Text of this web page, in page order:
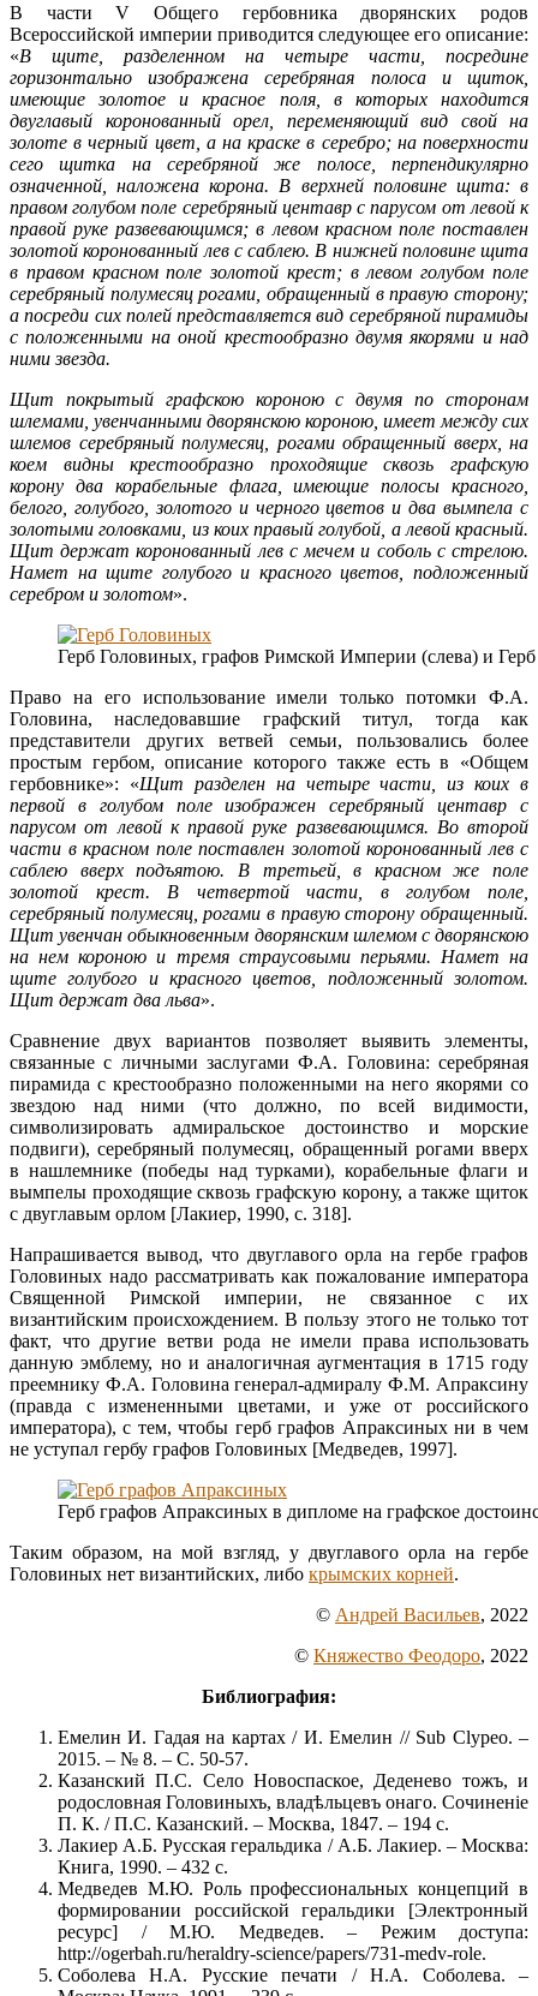
В части V Общего гербовника дворянских родов
Всероссийской империи приводится следующее его описание:
«В щите, разделенном на четыре части, посредине
горизонтально изображена серебряная полоса и щиток,
имеющие золотое и красное поля, в которых находится
двуглавый коронованный орел, переменяющий вид свой на
золоте в черный цвет, а на краске в серебро; на поверхности
сего щитка на серебряной же полосе, перпендикулярно
означенной, наложена корона. В верхней половине щита: в
правом голубом поле серебряный центавр с парусом от левой к
правой руке развевающимся; в левом красном поле поставлен
золотой коронованный лев с саблею. В нижней половине щита
в правом красном поле золотой крест; в левом голубом поле
серебряный полумесяц рогами, обращенный в правую сторону;
а посреди сих полей представляется вид серебряной пирамиды
с положенными на оной крестообразно двумя якорями и над
ними звезда.
Щит покрытый графскою короною с двумя по сторонам
шлемами, увенчанными дворянскою короною, имеет между сих
шлемов серебряный полумесяц, рогами обращенный вверх, на
коем видны крестообразно проходящие сквозь графскую
корону два корабельные флага, имеющие полосы красного,
белого, голубого, золотого и черного цветов и два вымпела с
золотыми головками, из коих правый голубой, а левой красный.
Щит держат коронованный лев с мечем и соболь с стрелою.
Намет на щите голубого и красного цветов, подложенный
серебром и золотом».
Герб Головиных, графов Римской Империи (слева) и
Право на его использование имели только потомки Ф.А.
Головина, наследовавшие графский титул, тогда как
представители других ветвей семьи, пользовались более
простым гербом, описание которого также есть в «Общем
гербовнике»: «Щит разделен на четыре части, из коих в
первой в голубом поле изображен серебряный центавр с
парусом от левой к правой руке развевающимся. Во второй
части в красном поле поставлен золотой коронованный лев с
саблею вверх подъятою. В третьей, в красном же поле
золотой крест. В четвертой части, в голубом поле,
серебряный полумесяц, рогами в правую сторону обращенный.
Щит увенчан обыкновенным дворянским шлемом с дворянскою
на нем короною и тремя страусовыми перьями. Намет на
щите голубого и красного цветов, подложенный золотом.
Щит держат два льва».
Сравнение двух вариантов позволяет выявить элементы,
связанные с личными заслугами Ф.А. Головина: серебряная
пирамида с крестообразно положенными на него якорями со
звездою над ними (что должно, по всей видимости,
символизировать адмиральское достоинство и морские
подвиги), серебряный полумесяц, обращенный рогами вверх
в нашлемнике (победы над турками), корабельные флаги и
вымпелы проходящие сквозь графскую корону, а также щиток
с двуглавым орлом [Лакиер, 1990, с. 318].
Напрашивается вывод, что двуглавого орла на гербе графов
Головиных надо рассматривать как пожалование императора
Священной Римской империи, не связанное с их
византийским происхождением. В пользу этого не только тот
факт, что другие ветви рода не имели права использовать
данную эмблему, но и аналогичная аугментация в 1715 году
преемнику Ф.А. Головина генерал-адмиралу Ф.М. Апраксину
(правда с измененными цветами, и уже от российского
императора), с тем, чтобы герб графов Апраксиных ни в чем
не уступал гербу графов Головиных [Медведев, 1997].
Герб графов Апраксиных в дипломе на графское
Таким образом, на мой взгляд, у двуглавого орла на гербе
Головиных нет византийских, либо крымских корней.
© Андрей Васильев, 2022
© Княжество Феодоро, 2022
Библиография:
Емелин И. Гадая на картах / И. Емелин // Sub Clypeo. –
2015. – № 8. – С. 50-57.
Казанский П.С. Село Новоспаское, Деденево тожъ, и
родословная Головиныхъ, владѣльцевъ онаго. Сочиненіе
П. К. / П.С. Казанский. – Москва, 1847. – 194 с.
Лакиер А.Б. Русская геральдика / А.Б. Лакиер. – Москва:
Книга, 1990. – 432 с.
Медведев М.Ю. Роль профессиональных концепций в
формировании российской геральдики [Электронный
ресурс] / М.Ю. Медведев. – Режим доступа:
http://ogerbah.ru/heraldry-science/papers/731-medv-role.
Соболева Н.А. Русские печати / Н.А. Соболева. –